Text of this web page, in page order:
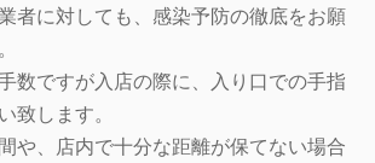
者に対しても、感染予防の徹底をお願
数ですが入店の際に、入り口での手指
致します。
や、店内で十分な距離が保てない場合